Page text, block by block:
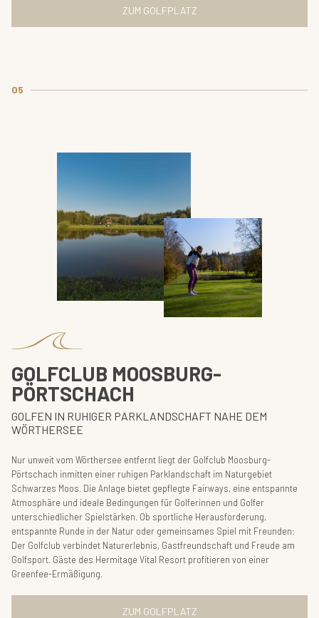
ZUM GOLFPLATZ
05
GOLFCLUB MOOSBURG-
PÖRTSCHACH
GOLFEN IN RUHIGER PARKLANDSCHAFT NAHE DEM
WÖRTHERSEE
Nur unweit vom Wörthersee entfernt liegt der Golfclub Moosburg-
Pörtschach inmitten einer ruhigen Parklandschaft im Naturgebiet
Schwarzes Moos. Die Anlage bietet gepflegte Fairways, eine entspannte
Atmosphäre und ideale Bedingungen für Golferinnen und Golfer
unterschiedlicher Spielstärken. Ob sportliche Herausforderung,
entspannte Runde in der Natur oder gemeinsames Spiel mit Freunden:
Der Golfclub verbindet Naturerlebnis, Gastfreundschaft und Freude am
Golfsport. Gäste des Hermitage Vital Resort profitieren von einer
Greenfee-Ermäßigung.
ZUM GOLFPLATZ